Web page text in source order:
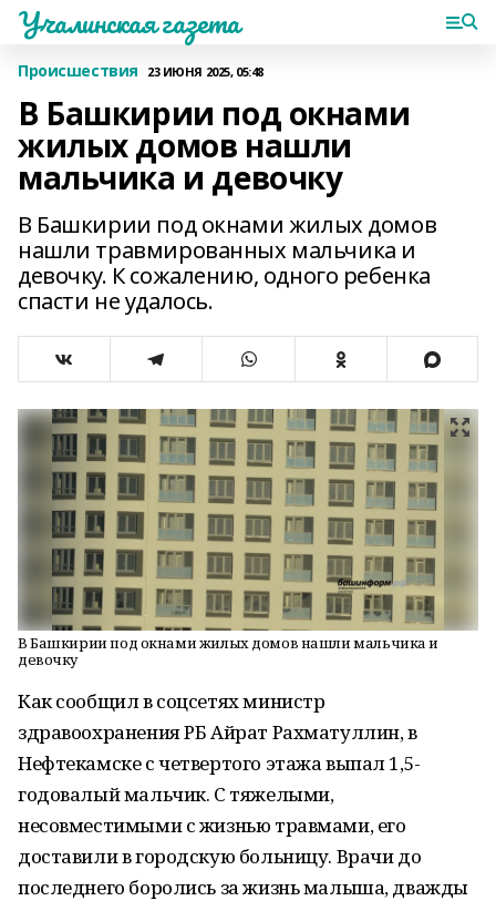
Учалинская газета
Происшествия 23 ИЮНЯ 2025, 05:48
В Башкирии под окнами
жилых домов нашли
мальчика и девочку
В Башкирии под окнами жилых домов
нашли травмированных мальчика и
девочку. К сожалению, одного ребенка
спасти не удалось.
В Башкирии под окнами жилых домов нашли мальчика и
девочку
Как сообщил в соцсетях министр
здравоохранения РБ Айрат Рахматуллин, в
Нефтекамске с четвертого этажа выпал 1,5-
годовалый мальчик. С тяжелыми,
несовместимыми с жизнью травмами, его
доставили в городскую больницу. Врачи до
последнего боролись за жизнь малыша, дважды